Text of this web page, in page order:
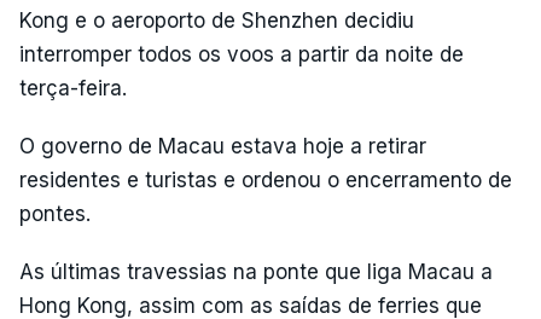
Kong e o aeroporto de Shenzhen decidiu
interromper todos os voos a partir da noite de
terça-feira.
O governo de Macau estava hoje a retirar
residentes e turistas e ordenou o encerramento de
pontes.
As últimas travessias na ponte que liga Macau a
Hong Kong, assim com as saídas de ferries que